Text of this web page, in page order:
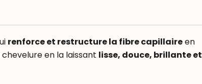
renforce et restructure la fibre capillaireen
en la laissant lisse, douce, brillante et